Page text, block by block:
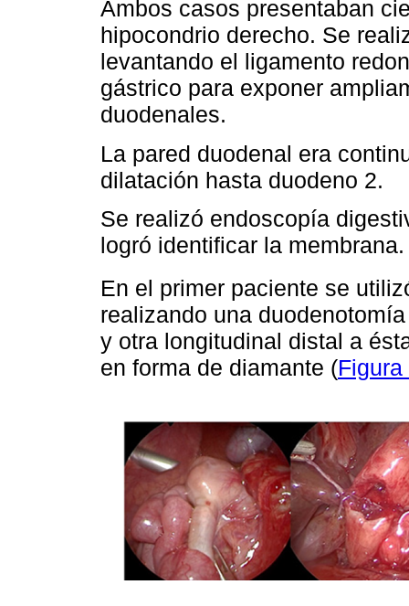
Ambos casos presentaban
hipocondrio derecho. Se
levantando el ligamento
gástrico para exponer
duodenales.
La pared duodenal era
dilatación hasta duodeno 2.
Se realizó endoscopía
logró identificar la membrana.
En el primer paciente se
realizando una
y otra longitudinal distal a
en forma de diamante (Figura